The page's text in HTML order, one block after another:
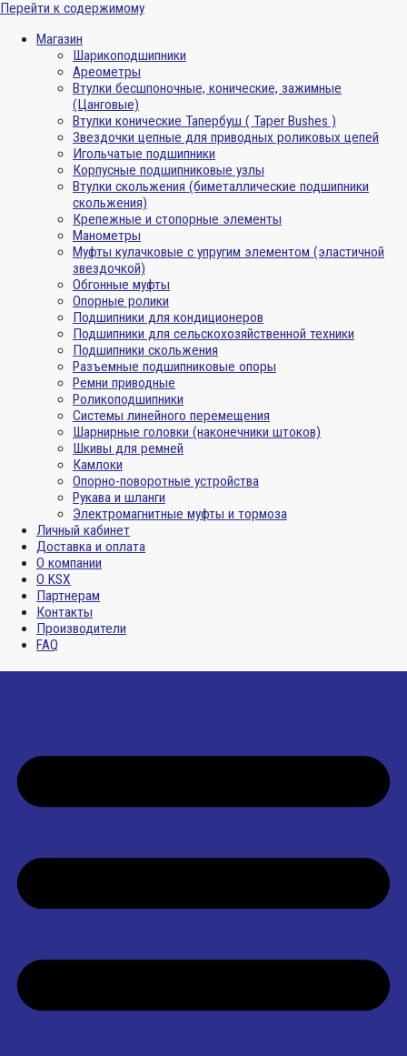
Перейти к содержимому
Магазин
Шарикоподшипники
Ареометры
Втулки бесшпоночные, конические, зажимные
(Цанговые)
Втулки конические Тапербуш ( Taper Bushes )
Звездочки цепные для приводных роликовых цепей
Игольчатые подшипники
Корпусные подшипниковые узлы
Втулки скольжения (биметаллические подшипники
скольжения)
Крепежные и стопорные элементы
Манометры
Муфты кулачковые с упругим элементом (эластичной
звездочкой)
Обгонные муфты
Опорные ролики
Подшипники для кондиционеров
Подшипники для сельскохозяйственной техники
Подшипники скольжения
Разъемные подшипниковые опоры
Ремни приводные
Роликоподшипники
Системы линейного перемещения
Шарнирные головки (наконечники штоков)
Шкивы для ремней
Камлоки
Опорно-поворотные устройства
Рукава и шланги
Электромагнитные муфты и тормоза
Личный кабинет
Доставка и оплата
О компании
О KSX
Партнерам
Контакты
Производители
FAQ